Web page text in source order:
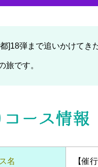
]18弾まで追いかけてき
旅です。
名 【催